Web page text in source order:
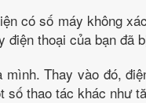
có số máy không
điện thoại của bạn đã
Thay vào đó,
thao tác khác như